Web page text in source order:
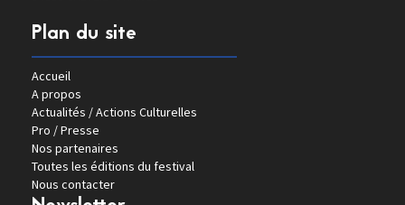
Plan du site
Accueil
A propos
Actualités / Actions Culturelles
Pro / Presse
Nos partenaires
Toutes les éditions du festival
Nous contacter